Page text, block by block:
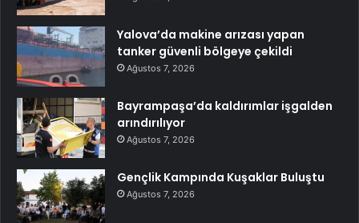
Yalova’da makine arızası yapan
tanker güvenli bölgeye çekildi
Ağustos 7, 2026
Bayrampaşa’da kaldırımlar işgalden
arındırılıyor
Ağustos 7, 2026
Gençlik Kampında Kuşaklar Buluştu
Ağustos 7, 2026